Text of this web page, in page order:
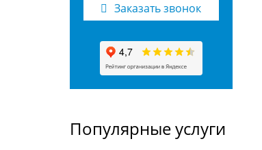
Заказать звонок
Популярные услуги